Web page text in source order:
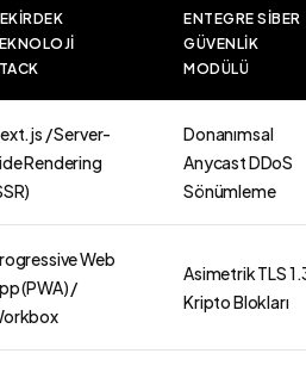
ENTEGRE SIBER
GÜVENLIK
MODÜLÜ
/ Server-
Rendering
Donanımsal
Anycast DDoS
Sönümleme
Web
(PWA) /
Asimetrik TLS
Kripto Blokları